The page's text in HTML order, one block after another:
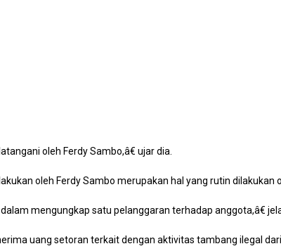
oleh Ferdy Sambo,â€ ujar dia.
oleh Ferdy Sambo merupakan hal yang rutin dilakukan
mengungkap satu pelanggaran terhadap anggota,â€
uang setoran terkait dengan aktivitas tambang ilegal